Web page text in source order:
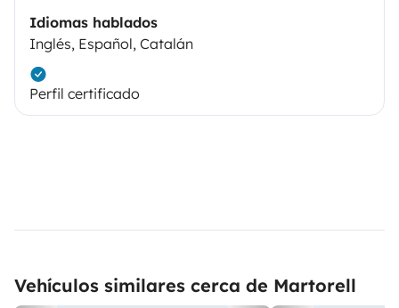
Idiomas hablados
Inglés, Español, Catalán
Perfil certificado
Vehículos similares cerca de Martorell